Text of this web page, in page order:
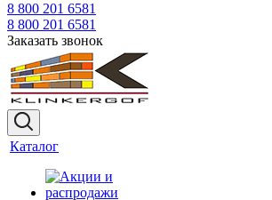
8 800 201 6581
8 800 201 6581
Заказать звонок
Каталог